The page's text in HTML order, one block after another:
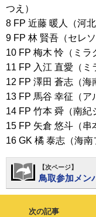
つえ）
8 FP 近藤 暖人（河北
9 FP 林 賢吾（セレ
10 FP 梅木 怜（ミラ
11 FP 入江 直愛（ミ
12 FP 澤田 蒼志（海
13 FP 馬谷 幸征（ア
14 FP 竹本 舜（南紀
15 FP 矢倉 悠斗（串
16 GK 橘 泰志（海南
【次ページ】
鳥取参加メン
次の記事